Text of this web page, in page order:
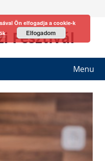
Fesztivál
Menu
Ön elfogadja a cookie-k
Elfogadom